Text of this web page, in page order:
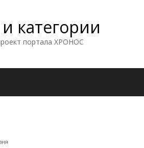
категории
портала ХРОНОС